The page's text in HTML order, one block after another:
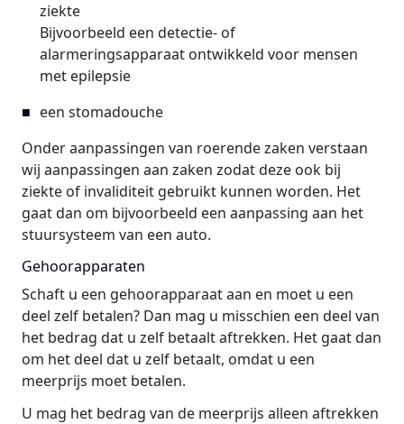
ziekte
Bijvoorbeeld een detectie- of
alarmeringsapparaat ontwikkeld voor mensen
met epilepsie
een stomadouche
Onder aanpassingen van roerende zaken verstaan
wij aanpassingen aan zaken zodat deze ook bij
ziekte of invaliditeit gebruikt kunnen worden. Het
gaat dan om bijvoorbeeld een aanpassing aan het
stuursysteem van een auto.
Gehoorapparaten
Schaft u een gehoorapparaat aan en moet u een
deel zelf betalen? Dan mag u misschien een deel van
het bedrag dat u zelf betaalt aftrekken. Het gaat dan
om het deel dat u zelf betaalt, omdat u een
meerprijs moet betalen.
U mag het bedrag van de meerprijs alleen aftrekken